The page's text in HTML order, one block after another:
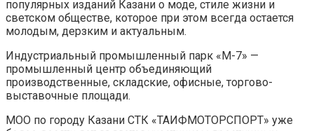
популярных изданий Казани о моде, стиле жизни и
светском обществе, которое при этом всегда остается
молодым, дерзким и актуальным.
Индустриальный промышленный парк «М-7» —
промышленный центр объединяющий
производственные, складские, офисные, торгово-
выставочные площади.
МОО по городу Казани СТК «ТАИФМОТОРСПОРТ» уже